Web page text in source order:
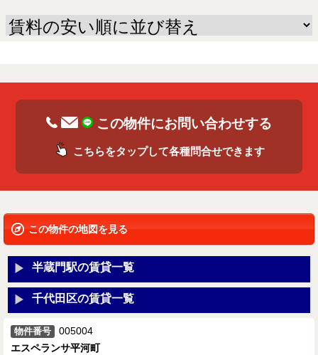
この物件にお問い合わせする
こちらをタップして各種問合せできます
この物件の地図を見る
半蔵門駅の賃貸一覧
千代田区の賃貸一覧
物件番号
005004
エスペランサ平河町